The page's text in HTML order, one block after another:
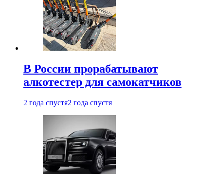
В России прорабатывают
алкотестер для самокатчиков
2 года спустя2 года спустя